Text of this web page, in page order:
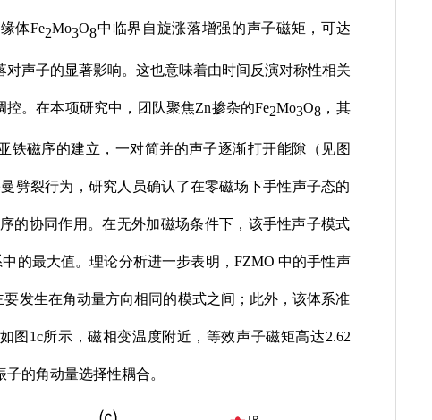
体Fe2Mo3O8中临界自旋涨落增强的声子磁矩，可达
声子的显著影响。这也意味着由时间反演对称性相关
。在本项研究中，团队聚焦Zn掺杂的Fe2Mo3O8 ，其
铁磁序的建立，一对简并的声子逐渐打开能隙（见图
劈裂行为，研究人员确认了在零磁场下手性声子态的
的协同作用。在无外加磁场条件下，该手性声子模式
的最大值。理论分析进一步表明，FZMO 中的手性声
发生在角动量方向相同的模式之间；此外，该体系准
图1c所示，磁相变温度附近，等效声子磁矩高达2.62
的角动量选择性耦合。